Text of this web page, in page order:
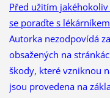
Před užitím
se poraďte s
Autorka nezodpovídá
obsažených na
škody, které vzniknou
jsou provedena na